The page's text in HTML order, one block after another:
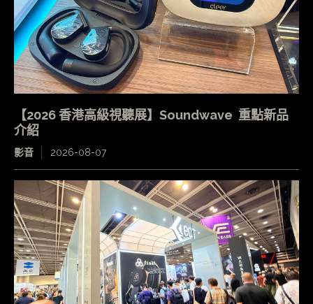
【2026 香港高級視聽展】Soundwave 重點新品
介紹
影音 2026-08-07